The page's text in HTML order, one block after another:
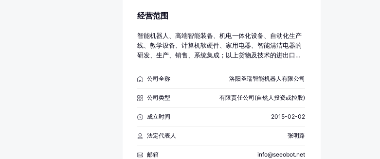
经营范围
智能机器人、高端智能装备、机电一体化设备、自动化生产
线、教学设备、计算机软硬件、家用电器、智能清洁电器的
研发、生产、销售、系统集成；以上货物及技术的进出口业
公司全称 洛阳圣瑞智能机器人有限公司
公司类型 有限责任公司(自然人投资或控股)
成立时间 2015-02-02
法定代表人 张明路
邮箱 info@seeobot.net